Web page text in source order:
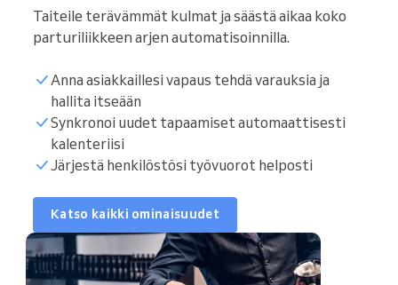
Synkronoi kalenteri
Asiakasluettelo
Varaustunnit
Taiteile terävämmät kulmat ja säästä aikaa koko
parturiliikkeen arjen automatisoinnilla.
Anna asiakkaillesi vapaus tehdä varauksia ja
hallita itseään
Synkronoi uudet tapaamiset automaattisesti
kalenteriisi
Järjestä henkilöstösi työvuorot helposti
Katso kaikki ominaisuudet